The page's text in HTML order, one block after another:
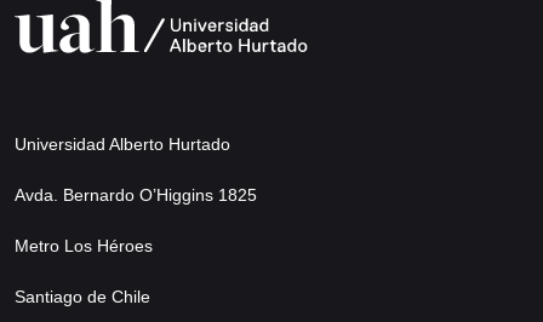
Universidad Alberto Hurtado
Avda. Bernardo O’Higgins 1825
Metro Los Héroes
Santiago de Chile